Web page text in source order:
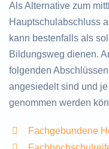
Als Alternative zum
Hauptschulabschluss
kann bestenfalls als
Bildungsweg dienen.
folgenden
angesiedelt sind und
genommen werden
Fachgebundene